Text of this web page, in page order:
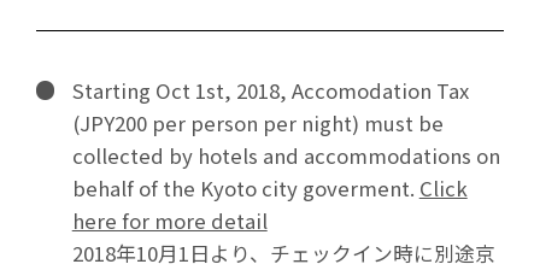
Starting Oct 1st, 2018, Accomodation Tax
(JPY200 per person per night) must be
collected by hotels and accommodations on
behalf of the Kyoto city goverment. Click
here for more detail
2018年10月1日より、チェックイン時に別途京